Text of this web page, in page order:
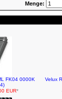
Menge:
FK04 0000K
EUR*
Velux